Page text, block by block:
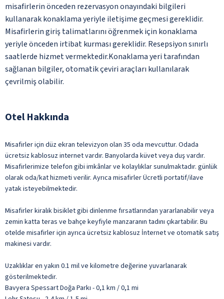
misafirlerin önceden rezervasyon onayındaki bilgileri
kullanarak konaklama yeriyle iletişime geçmesi gereklidir.
Misafirlerin giriş talimatlarını öğrenmek için konaklama
yeriyle önceden irtibat kurması gereklidir. Resepsiyon sınırlı
saatlerde hizmet vermektedir.Konaklama yeri tarafından
sağlanan bilgiler, otomatik çeviri araçları kullanılarak
çevrilmiş olabilir.
Otel Hakkında
Misafirler için düz ekran televizyon olan 35 oda mevcuttur. Odada
ücretsiz kablosuz internet vardır. Banyolarda küvet veya duş vardır.
Misafirlerimize telefon gibi imkânlar ve kolaylıklar sunulmaktadır. günlük
olarak oda/kat hizmeti verilir. Ayrıca misafirler Ücretli portatif/ilave
yatak isteyebilmektedir.
Misafirler kiralık bisiklet gibi dinlenme fırsatlarından yararlanabilir veya
zemin katta teras ve bahçe keyfiyle manzaranın tadını çıkartabilir. Bu
otelde misafirler için ayrıca ücretsiz kablosuz İnternet ve otomatik satış
makinesi vardır.
Uzaklıklar en yakın 0.1 mil ve kilometre değerine yuvarlanarak
gösterilmektedir.
Bavyera Spessart Doğa Parkı - 0,1 km / 0,1 mi